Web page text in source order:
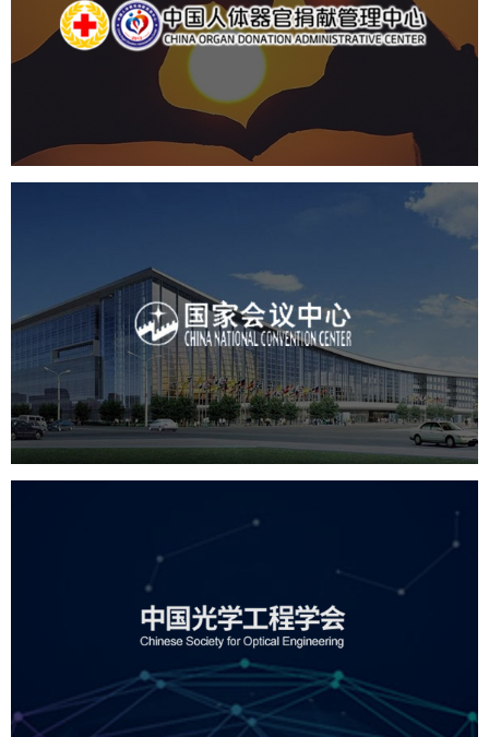
国企 品牌官网 网站建设
国家会议中心
专业服务 网站建设 网站设计
中国光学工程学会
机构组织 国企 品牌官网 网站建设 网站设计